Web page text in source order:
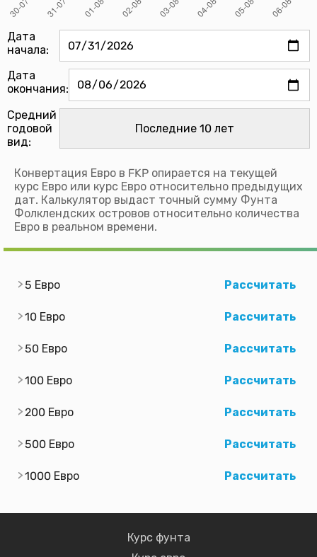
Дата
начала:
Дата
окончания:
Средний
годовой
вид:
Конвертация Евро в FKP опирается на текущей
курс Евро или курс Евро относительно предыдущих
дат. Калькулятор выдаст точный сумму Фунта
Фолклендских островов относительно количества
Евро в реальном времени.
5 Евро Рассчитать
10 Евро Рассчитать
50 Евро Рассчитать
100 Евро Рассчитать
200 Евро Рассчитать
500 Евро Рассчитать
1000 Евро Рассчитать
Курс фунта